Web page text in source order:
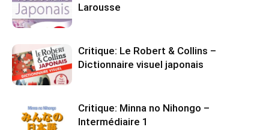
Larousse
Critique: Le Robert & Collins –
Dictionnaire visuel japonais
Critique: Minna no Nihongo –
Intermédiaire 1